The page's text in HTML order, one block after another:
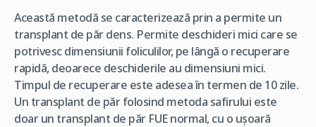
Această metodă se caracterizează prin a permite un
transplant de păr dens. Permite deschideri mici care se
potrivesc dimensiunii foliculilor, pe lângă o recuperare
rapidă, deoarece deschiderile au dimensiuni mici.
Timpul de recuperare este adesea în termen de 10 zile.
Un transplant de păr folosind metoda safirului este
doar un transplant de păr FUE normal, cu o ușoară